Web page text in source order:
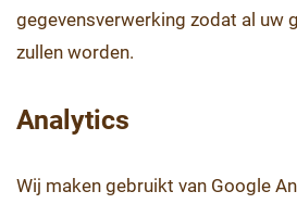
gegevensverwerking zodat al uw
zullen worden.
Analytics
Wij maken gebruikt van Google